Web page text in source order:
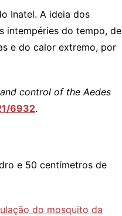
Inatel. A ideia dos
intempéries do tempo, de
e do calor extremo, por
control of the Aedes
6932.
e 50 centímetros de
do mosquito da